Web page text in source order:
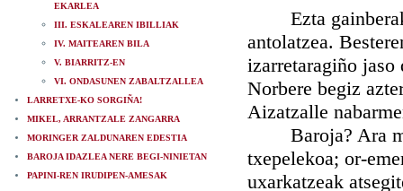
EKARLEA
III. ESKALEAREN IBILLIAK
IV. MAITEAREN BILA
V. BIARRITZ-EN
VI. ONDASUNEN ZABALTZALLEA
LARRETXE-KO SORGIÑA!
MIKEL, ARRANTZALE ZANGARRA
MORINGER ZALDUNAREN EDESTIA
BAROJA IDAZLEA NERE BEGI-NINIETAN
PAPINI-REN IRUDIPEN-AMESAK
Ezta
antolatzea.
izarretaragiño jaso
Norbere begiz
Aizatzalle
Baroja? Ara
txepelekoa; or-
uxarkatzeak